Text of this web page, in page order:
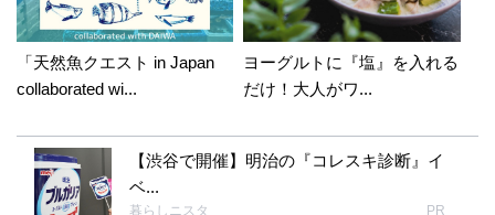
「天然魚クエスト in Japan
collaborated wi...
ヨーグルトに『塩』を入れる
だけ！大人がワ...
【渋谷で開催】明治の『コレスキ診断』イ
ベ...
暮らしニスタ PR